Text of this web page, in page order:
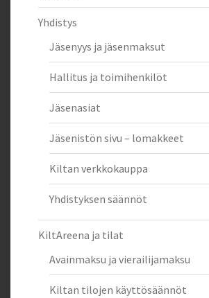
Yhdistys
Jäsenyys ja jäsenmaksut
Hallitus ja toimihenkilöt
Jäsenasiat
Jäsenistön sivu – lomakkeet
Kiltan verkkokauppa
Yhdistyksen säännöt
KiltAreena ja tilat
Avainmaksu ja vierailijamaksu
Kiltan tilojen käyttösäännöt